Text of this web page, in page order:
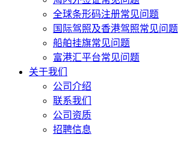
全球条形码注册常见问题
国际驾照及香港驾照常见问题
船舶挂旗常见问题
富港汇平台常见问题
关于我们
公司介绍
联系我们
公司资质
招聘信息